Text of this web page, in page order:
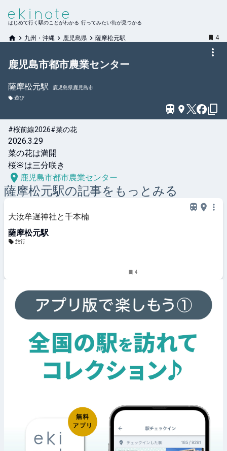
はじめて行く駅のことがわかる 行ってみたい街が見つかる
九州・沖縄 鹿児島県 薩摩松元駅 4
鹿児島市都市農業センター
薩摩松元駅
鹿児島県鹿児島市
遊び
#桜前線2026#菜の花
2026.3.29
菜の花は満開
桜🌸は三分咲き
鹿児島市都市農業センター
薩摩松元駅の記事をもっとみる
大汝牟遅神社と千本楠
薩摩松元駅
旅行
4